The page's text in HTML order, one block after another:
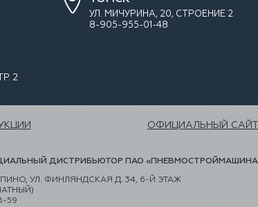
УЛ. МИЧУРИНА, 20, СТРОЕНИЕ 2
8-905-955-01-48
2
ОФИЦИАЛЬНЫЙ
ДИСТРИБЬЮТОР ПАО
УЛ. ФИНЛЯНДСКАЯ Д. 34, 6-Й ЭТАЖ
59